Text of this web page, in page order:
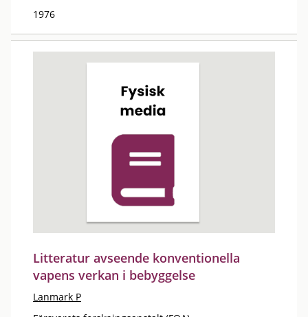
1976
Litteratur avseende konventionella
vapens verkan i bebyggelse
Lanmark P